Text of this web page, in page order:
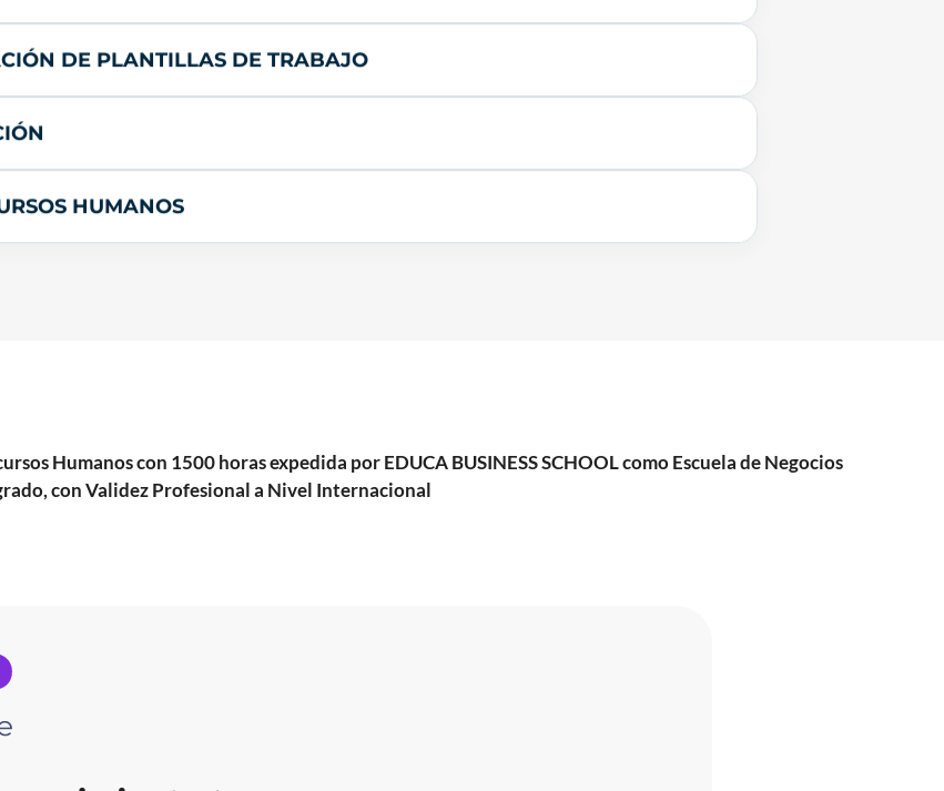
DE PLANTILLAS DE TRABAJO
HUMANOS
Humanos con 1500 horas expedida por EDUCA BUSINESS SCHOOL como Escuela de Negocios
con Validez Profesional a Nivel Internacional